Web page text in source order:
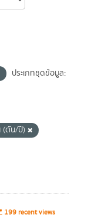
ประเภทชุดข้อมูล:
(ตัน/ปี)
199 recent views